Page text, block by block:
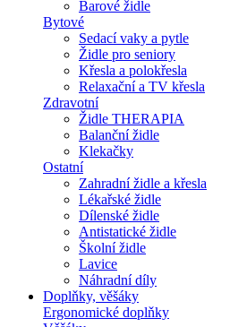
Barové židle
Bytové
Sedací vaky a pytle
Židle pro seniory
Křesla a polokřesla
Relaxační a TV křesla
Zdravotní
Židle THERAPIA
Balanční židle
Klekačky
Ostatní
Zahradní židle a křesla
Lékařské židle
Dílenské židle
Antistatické židle
Školní židle
Lavice
Náhradní díly
Doplňky, věšáky
Ergonomické doplňky